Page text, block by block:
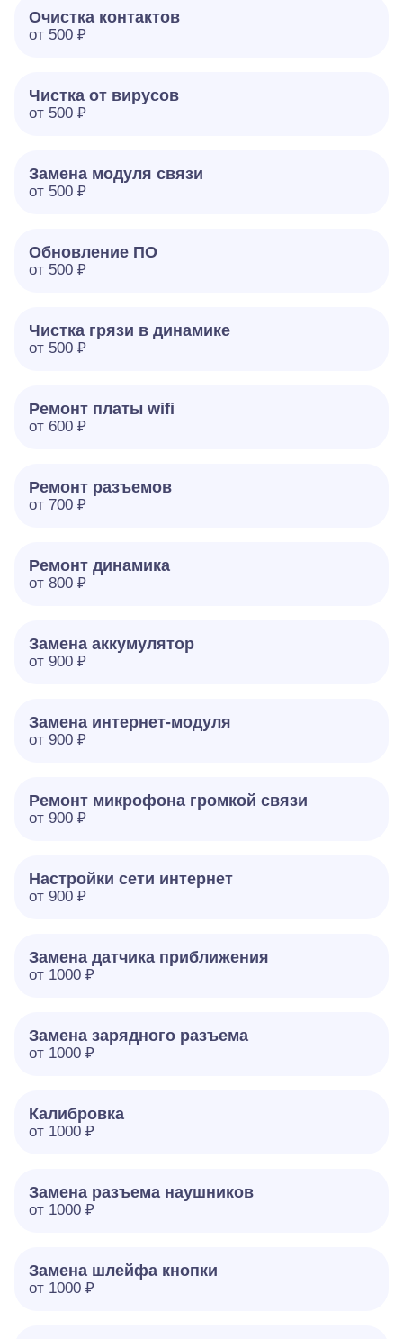
Очистка контактов
от 500 ₽
Чистка от вирусов
от 500 ₽
Замена модуля связи
от 500 ₽
Обновление ПО
от 500 ₽
Чистка грязи в динамике
от 500 ₽
Ремонт платы wifi
от 600 ₽
Ремонт разъемов
от 700 ₽
Ремонт динамика
от 800 ₽
Замена аккумулятор
от 900 ₽
Замена интернет-модуля
от 900 ₽
Ремонт микрофона громкой связи
от 900 ₽
Настройки сети интернет
от 900 ₽
Замена датчика приближения
от 1000 ₽
Замена зарядного разъема
от 1000 ₽
Калибровка
от 1000 ₽
Замена разъема наушников
от 1000 ₽
Замена шлейфа кнопки
от 1000 ₽